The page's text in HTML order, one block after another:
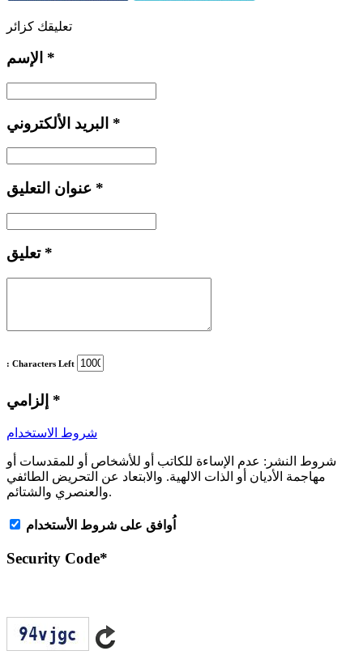
تعليقك كزائر
*
*
*
تعليق *
: Characters Left
*
شروط الاستخدام
شروط النشر: عدم الإساءة للكاتب أو للأشخاص أو للمقدسات أو
مهاجمة الأديان أو الذات الالهية. والابتعاد عن التحريض الطائفي
والعنصري والشتائم.
اُوافق على شروط الأستخدام
Security Code*